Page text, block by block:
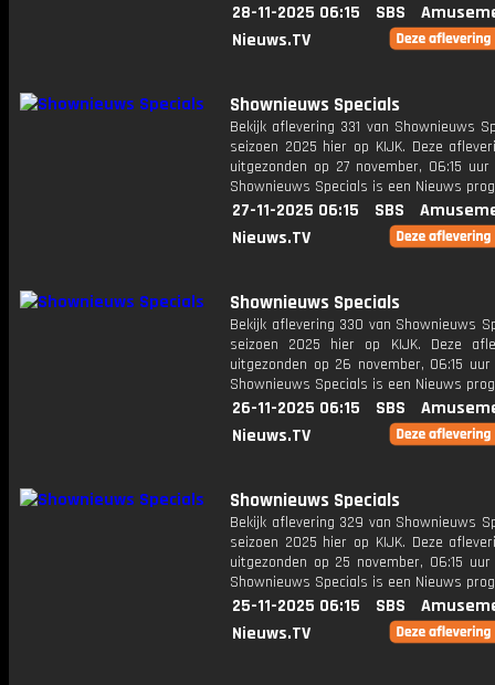
28-11-2025 06:15 SBS
Nieuws.TV
Shownieuws Specials
Bekijk aflevering 331 van Shownieuws
seizoen 2025 hier op KIJK. Deze
uitgezonden op 27 november, 06:15
Shownieuws Specials is een Nieuws
27-11-2025 06:15 SBS
Nieuws.TV
Shownieuws Specials
Bekijk aflevering 330 van Shownieuws
seizoen 2025 hier op KIJK. Deze
uitgezonden op 26 november, 06:15
Shownieuws Specials is een Nieuws
26-11-2025 06:15 SBS
Nieuws.TV
Shownieuws Specials
Bekijk aflevering 329 van Shownieuws
seizoen 2025 hier op KIJK. Deze
uitgezonden op 25 november, 06:15
Shownieuws Specials is een Nieuws
25-11-2025 06:15 SBS
Nieuws.TV